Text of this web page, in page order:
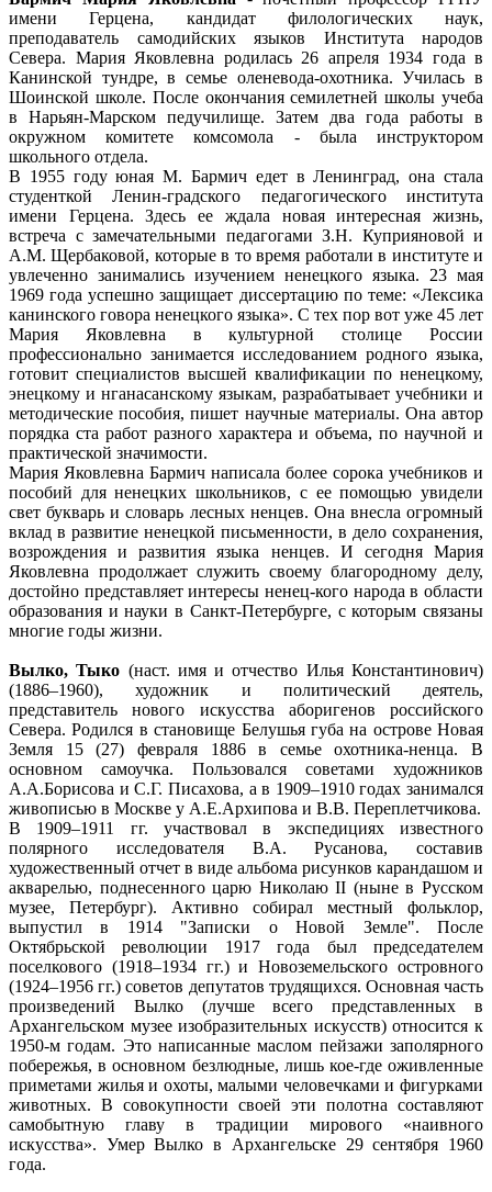
имени Герцена, кандидат филологических наук,
преподаватель самодийских языков Института народов
Севера. Мария Яковлевна родилась 26 апреля 1934 года в
Канинской тундре, в семье оленевода-охотника. Училась в
Шоинской школе. После окончания семилетней школы учеба
в Нарьян-Марском педучилище. Затем два года работы в
окружном комитете комсомола - была инструктором
школьного отдела.
В 1955 году юная М. Бармич едет в Ленинград, она стала
студенткой Ленин-градского педагогического института
имени Герцена. Здесь ее ждала новая интересная жизнь,
встреча с замечательными педагогами З.Н. Куприяновой и
А.М. Щербаковой, которые в то время работали в институте и
увлеченно занимались изучением ненецкого языка. 23 мая
1969 года успешно защищает диссертацию по теме: «Лексика
канинского говора ненецкого языка». С тех пор вот уже 45 лет
Мария Яковлевна в культурной столице России
профессионально занимается исследованием родного языка,
готовит специалистов высшей квалификации по ненецкому,
энецкому и нганасанскому языкам, разрабатывает учебники и
методические пособия, пишет научные материалы. Она автор
порядка ста работ разного характера и объема, по научной и
практической значимости.
Мария Яковлевна Бармич написала более сорока учебников и
пособий для ненецких школьников, с ее помощью увидели
свет букварь и словарь лесных ненцев. Она внесла огромный
вклад в развитие ненецкой письменности, в дело сохранения,
возрождения и развития языка ненцев. И сегодня Мария
Яковлевна продолжает служить своему благородному делу,
достойно представляет интересы ненец-кого народа в области
образования и науки в Санкт-Петербурге, с которым связаны
многие годы жизни.
Вылко, Тыко (наст. имя и отчество Илья Константинович)
(1886–1960), художник и политический деятель,
представитель нового искусства аборигенов российского
Севера. Родился в становище Белушья губа на острове Новая
Земля 15 (27) февраля 1886 в семье охотника-ненца. В
основном самоучка. Пользовался советами художников
А.А.Борисова и С.Г. Писахова, а в 1909–1910 годах занимался
живописью в Москве у А.Е.Архипова и В.В. Переплетчикова.
В 1909–1911 гг. участвовал в экспедициях известного
полярного исследователя В.А. Русанова, составив
художественный отчет в виде альбома рисунков карандашом и
акварелью, поднесенного царю Николаю II (ныне в Русском
музее, Петербург). Активно собирал местный фольклор,
выпустил в 1914 "Записки о Новой Земле". После
Октябрьской революции 1917 года был председателем
поселкового (1918–1934 гг.) и Новоземельского островного
(1924–1956 гг.) советов депутатов трудящихся. Основная часть
произведений Вылко (лучше всего представленных в
Архангельском музее изобразительных искусств) относится к
1950-м годам. Это написанные маслом пейзажи заполярного
побережья, в основном безлюдные, лишь кое-где оживленные
приметами жилья и охоты, малыми человечками и фигурками
животных. В совокупности своей эти полотна составляют
самобытную главу в традиции мирового «наивного
искусства». Умер Вылко в Архангельске 29 сентября 1960
года.